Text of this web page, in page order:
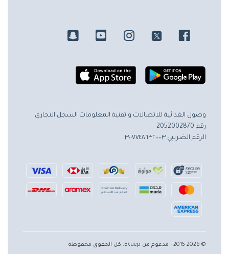
وصول الغذائية للاتصالات و تقنية المعلومات السجل التجاري
رقم 2052002870
الرقم الضريبي ٣٠٠٧٧٤٨٦٣٢٠٠٠٠٣
© 2015-2026 - مدعوم من Ekuep. كل الحقوق محفوظة